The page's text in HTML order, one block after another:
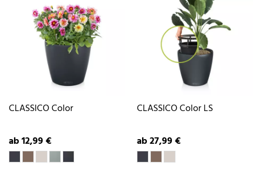
CLASSICO Color
ab 12,99 €
CLASSICO Color LS
ab 27,99 €